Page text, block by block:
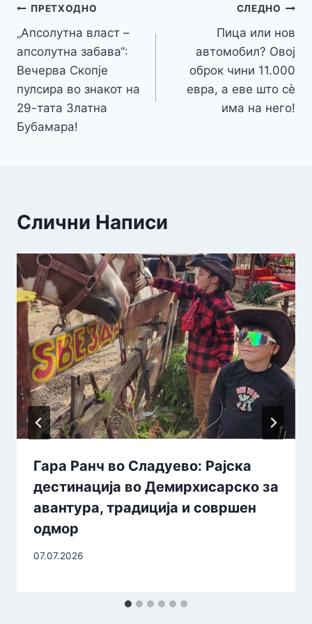
k
Навигација
на
напис
ПРЕТХОДНО
„Апсолутна власт –
апсолутна забава“:
Вечерва Скопје
пулсира во знакот на
29-тата Златна
Бубамара!
СЛЕДНО
Пица или нов
автомобил? Овој
оброк чини 11.000
евра, а еве што сè
има на него!
Слични Написи
Гара Ранч во Сладуево: Рајска
дестинација во Демирхисарско за
авантура, традиција и совршен
одмор
07.07.2026